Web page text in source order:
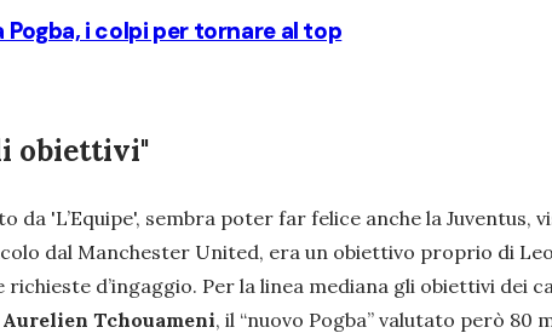
Pogba, i colpi per tornare al top
obiettivi"
'L’Equipe', sembra poter far felice anche la Juventus,
dal Manchester United, era un obiettivo proprio di
richieste d’ingaggio. Per la linea mediana gli obiettivi dei
Aurelien Tchouameni, il “nuovo Pogba” valutato però 80